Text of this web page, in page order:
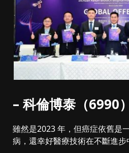
– 科倫博泰（6990）
雖然是2023 年，但癌症依舊是
病，還幸好醫療技術在不斷進